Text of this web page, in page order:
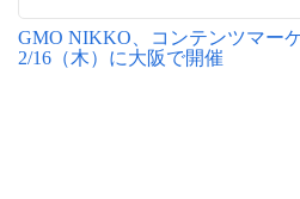
GMO NIKKO、コンテンツマー
2/16（木）に大阪で開催